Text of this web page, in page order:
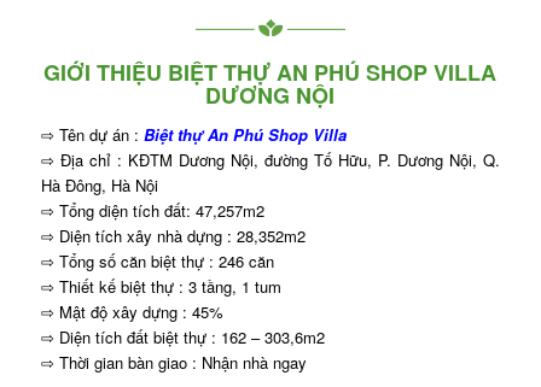
GIỚI THIỆU BIỆT THỰ AN PHÚ SHOP VILLA
DƯƠNG NỘI
⇨ Tên dự án : Biệt thự An Phú Shop Villa
⇨ Địa chỉ : KĐTM Dương Nội, đường Tố Hữu, P. Dương Nội, Q.
Hà Đông, Hà Nội
⇨ Tổng diện tích đất: 47,257m2
⇨ Diện tích xây nhà dựng : 28,352m2
⇨ Tổng số căn biệt thự : 246 căn
⇨ Thiết kế biệt thự : 3 tầng, 1 tum
⇨ Mật độ xây dựng : 45%
⇨ Diện tích đất biệt thự : 162 – 303,6m2
⇨ Thời gian bàn giao : Nhận nhà ngay